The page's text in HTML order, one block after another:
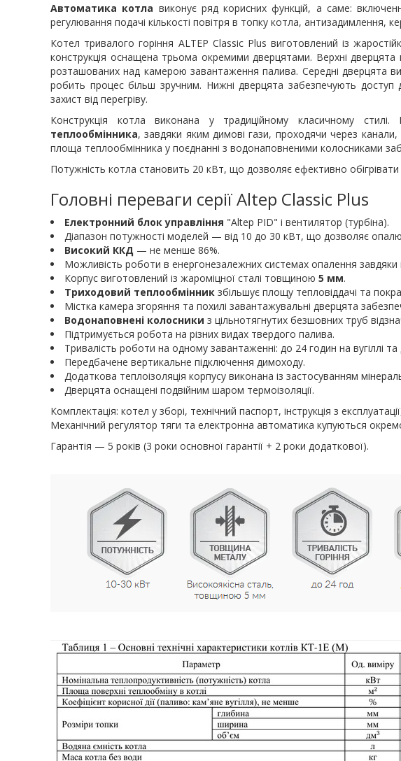
Автоматика котла виконує ряд корисних функцій, а саме:
регулювання подачі кількості повітря в топку котла, антизадимлення,
Котел тривалого горіння ALTEP Classic Plus виготовлений із
конструкція оснащена трьома окремими дверцятами. Верхні дверцята
розташованих над камерою завантаження палива. Середні дверцята
робить процес більш зручним. Нижні дверцята забезпечують
захист від перегріву.
Конструкція котла виконана у традиційному класичному
теплообмінника, завдяки яким димові гази, проходячи через
площа теплообмінника у поєднанні з водонаповненими колосниками
Потужність котла становить 20 кВт, що дозволяє ефективно
Головні переваги серії Altep Classic Plus
Електронний блок управління "Altep PID" і вентилятор (турбіна).
Діапазон потужності моделей — від 10 до 30 кВт, що дозволяє
Високий ККД — не менше 86%.
Можливість роботи в енергонезалежних системах опалення завдяки
Корпус виготовлений із жароміцної сталі товщиною 5 мм.
Триходовий теплообмінник збільшує площу тепловіддачі та
Містка камера згоряння та похилі завантажувальні дверцята
Водонаповнені колосники з цільнотягнутих безшовних труб
Підтримується робота на різних видах твердого палива.
Тривалість роботи на одному завантаженні: до 24 годин на вугіллі
Передбачене вертикальне підключення димоходу.
Додаткова теплоізоляція корпусу виконана із застосуванням
Дверцята оснащені подвійним шаром термоізоляції.
Комплектація: котел у зборі, технічний паспорт, інструкція з
Механічний регулятор тяги та електронна автоматика купуються
Гарантія — 5 років (3 роки основної гарантії + 2 роки додаткової).